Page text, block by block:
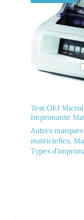
Test OKI
Imprimante
Autres
matricielles,
Types